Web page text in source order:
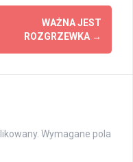
WAŻNA JEST
ROZGRZEWKA →
Wymagane pola